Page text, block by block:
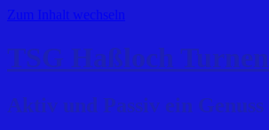
Zum Inhalt wechseln
TSG Haßloch Turnen
Aktiv und Passiv ein Genuss